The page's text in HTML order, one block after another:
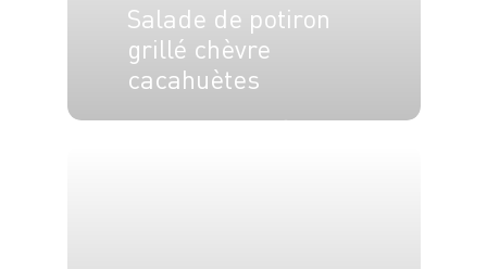
Salade de potiron
grillé chèvre
cacahuètes